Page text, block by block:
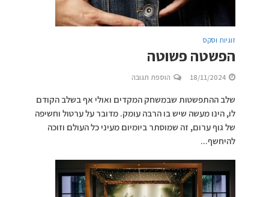
זוגיות וסקס
הפשטה פשוטה
18/11/2024 הוספת תגובה
שלב ההתפשטות שבמשחק המקדים ואולי אף בשלב הקודם
לו, הינו מעשה שיש בו הרבה עומק. מדובר על ערטול וחשיפה
של גוף ערום, זה שמוסתר ביומיום מעיני כל העולם וזוכה
להיחשף...